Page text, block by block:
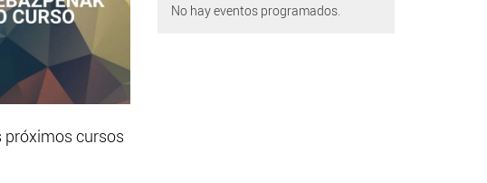
próximos cursos
No hay eventos programados.